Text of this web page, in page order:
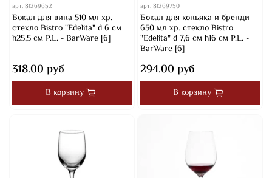
арт.81269652
Бокал для вина 510 мл хр.
стекло Bistro "Edelita" d 6 см
h25,5 см P.L. - BarWare [6]
318.00 руб
В корзину
арт.81269750
Бокал для коньяка и бренди
650 мл хр. стекло Bistro
"Edelita" d 7,6 см h16 см P.L. -
BarWare [6]
294.00 руб
В корзину